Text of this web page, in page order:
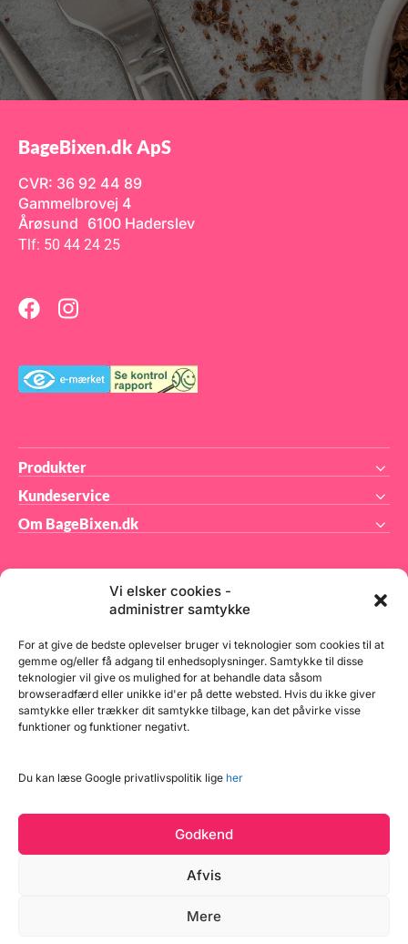
Vi elsker cookies -
administrer samtykke
For at give de bedste oplevelser bruger vi teknologier som cookies til at
gemme og/eller få adgang til enhedsoplysninger. Samtykke til disse
teknologier vil give os mulighed for at behandle data såsom
browseradfærd eller unikke id'er på dette websted. Hvis du ikke giver
samtykke eller trækker dit samtykke tilbage, kan det påvirke visse
funktioner og funktioner negativt.
Du kan læse Google privatlivspolitik lige her
Godkend
Afvis
Mere
BageBixen.dk ApS
CVR: 36 92 44 89
Gammelbrovej 4
Årøsund 6100 Haderslev
Tlf: 50 44 24 25
Produkter
Kundeservice
Om BageBixen.dk
BageBixen.dk ApS
Tilmeld dig vores nyhedsbrev og modtag gode tilbud
samt spændende produktnyheder direkte i din
indbakke.